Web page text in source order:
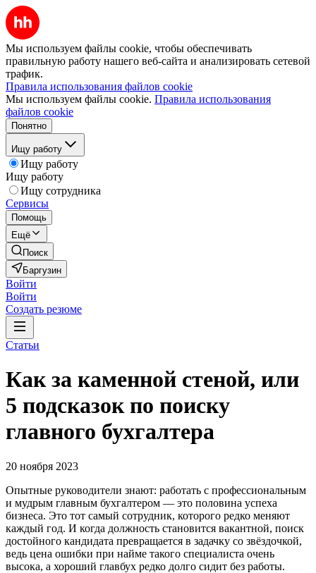
Мы используем файлы cookie, чтобы обеспечивать
правильную работу нашего веб-сайта и анализировать сетевой
трафик.
Правила использования файлов cookie
Мы используем файлы cookie. Правила использования
файлов cookie
Понятно
Ищу работу
Ищу работу
Ищу работу
Ищу сотрудника
Сервисы
Помощь
Ещё
Поиск
Баргузин
Войти
Войти
Создать резюме
Статьи
Как за каменной стеной, или
5 подсказок по поиску
главного бухгалтера
20 ноября 2023
Опытные руководители знают: работать с профессиональным
и мудрым главным бухгалтером — это половина успеха
бизнеса. Это тот самый сотрудник, которого редко меняют
каждый год. И когда должность становится вакантной, поиск
достойного кандидата превращается в задачку со звёздочкой,
ведь цена ошибки при найме такого специалиста очень
высока, а хороший главбух редко долго сидит без работы.